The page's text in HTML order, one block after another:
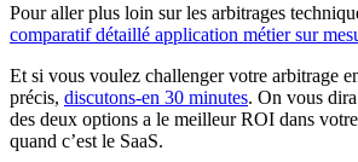
Pour aller plus loin sur les arbitrages
comparatif détaillé application métier sur
Et si vous voulez challenger votre arbitrage
précis, discutons-en 30 minutes. On vous
des deux options a le meilleur ROI dans
quand c’est le SaaS.